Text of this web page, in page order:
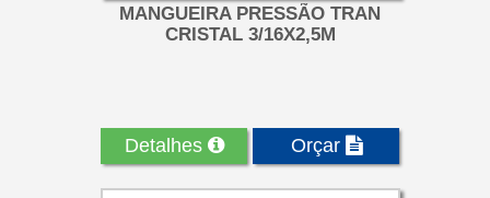
MANGUEIRA PRESSÃO TRAN
CRISTAL 3/16X2,5M
Detalhes Orçar